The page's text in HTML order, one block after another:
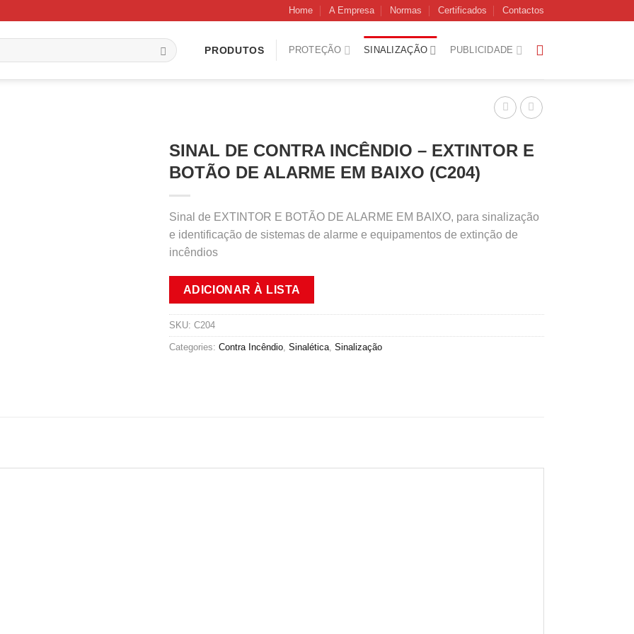
Home A Empresa Normas Certificados Contactos
PRODUTOS PROTEÇÃO SINALIZAÇÃO PUBLICIDADE
SINAL DE CONTRA INCÊNDIO – EXTINTOR E
BOTÃO DE ALARME EM BAIXO (C204)
Sinal de EXTINTOR E BOTÃO DE ALARME EM BAIXO, para sinalização
e identificação de sistemas de alarme e equipamentos de extinção de
incêndios
ADICIONAR À LISTA
SKU: C204
Categories: Contra Incêndio, Sinalética, Sinalização